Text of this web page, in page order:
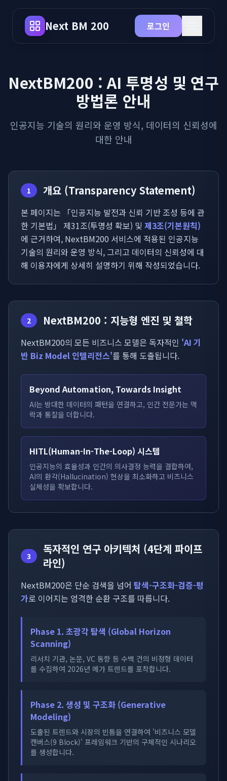
Next BM 200 로그인
NextBM200 : AI 투명성 및 연구
방법론 안내
인공지능 기술의 원리와 운영 방식, 데이터의 신뢰성에
대한 안내
1 개요 (Transparency Statement)
본 페이지는 「인공지능 발전과 신뢰 기반 조성 등에 관
한 기본법」 제31조(투명성 확보) 및 제3조(기본원칙)
에 근거하여, NextBM200 서비스에 적용된 인공지능
기술의 원리와 운영 방식, 그리고 데이터의 신뢰성에 대
해 이용자에게 상세히 설명하기 위해 작성되었습니다.
2 NextBM200 : 지능형 엔진 및 철학
NextBM200의 모든 비즈니스 모델은 독자적인 'AI 기
반 Biz Model 인텔리전스'를 통해 도출됩니다.
Beyond Automation, Towards Insight
AI는 방대한 데이터의 패턴을 연결하고, 인간 전문가는 맥
락과 통찰을 더합니다.
HITL(Human-In-The-Loop) 시스템
인공지능의 효율성과 인간의 의사결정 능력을 결합하여,
AI의 환각(Hallucination) 현상을 최소화하고 비즈니스
실체성을 확보합니다.
3
독자적인 연구 아키텍처 (4단계 파이프
라인)
NextBM200은 단순 검색을 넘어 탐색-구조화-검증-평
가로 이어지는 엄격한 순환 구조를 따릅니다.
Phase 1. 초광각 탐색 (Global Horizon
Scanning)
리서치 기관, 논문, VC 동향 등 수백 건의 비정형 데이터
를 수집하여 2026년 메가 트렌드를 포착합니다.
Phase 2. 생성 및 구조화 (Generative
Modeling)
도출된 트렌드와 시장의 빈틈을 연결하여 '비즈니스 모델
캔버스(9 Block)' 프레임워크 기반의 구체적인 시나리오
를 생성합니다.